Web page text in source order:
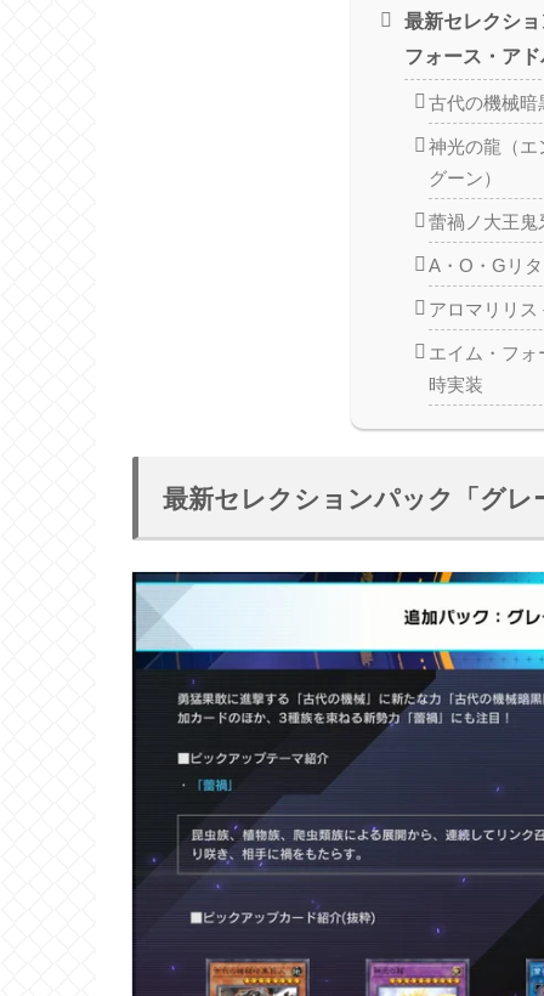
最新セレクシ
フォース・ア
古代の機械暗
神光の龍（エ
グーン）
蕾禍ノ大王鬼
A・O・Gリ
アロマリリス
エイム・フ
時実装
最新セレクションパック「グ